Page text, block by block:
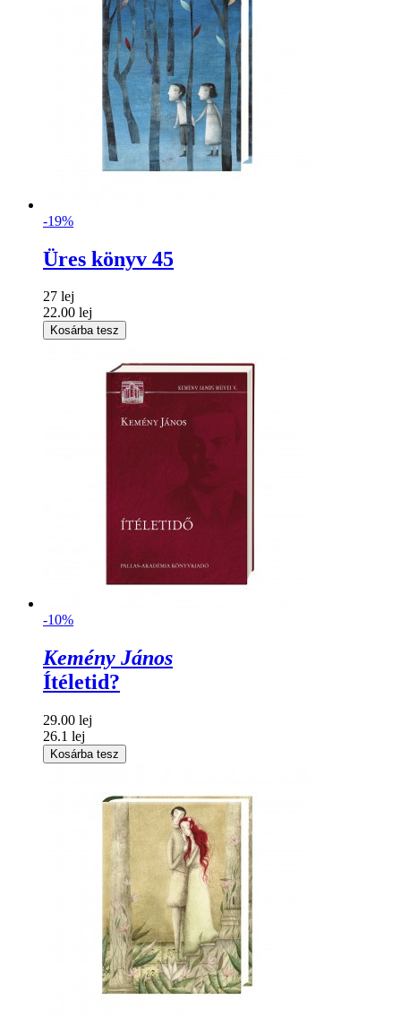
-19%
Üres könyv 45
27 lej
22.00 lej
Kosárba tesz
-10%
Kemény János
Ítéletid?
29.00 lej
26.1 lej
Kosárba tesz